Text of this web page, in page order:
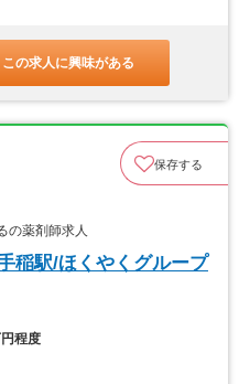
この求人に興味がある
保存する
の薬剤師求人
稲駅/ほくやくグループ
程度